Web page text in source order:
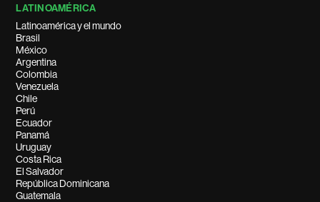
LATINOAMÉRICA
Latinoamérica y el mundo
Brasil
México
Argentina
Colombia
Venezuela
Chile
Perú
Ecuador
Panamá
Uruguay
Costa Rica
El Salvador
República Dominicana
Guatemala